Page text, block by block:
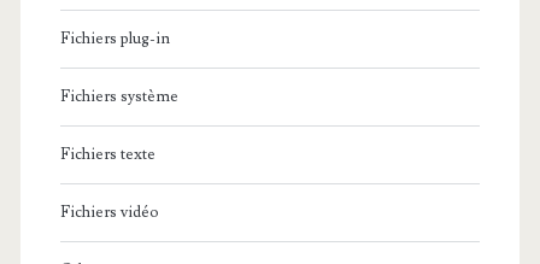
Fichiers plug-in
Fichiers système
Fichiers texte
Fichiers vidéo